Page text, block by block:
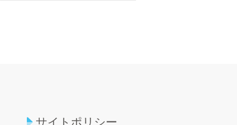
サイトポリシー